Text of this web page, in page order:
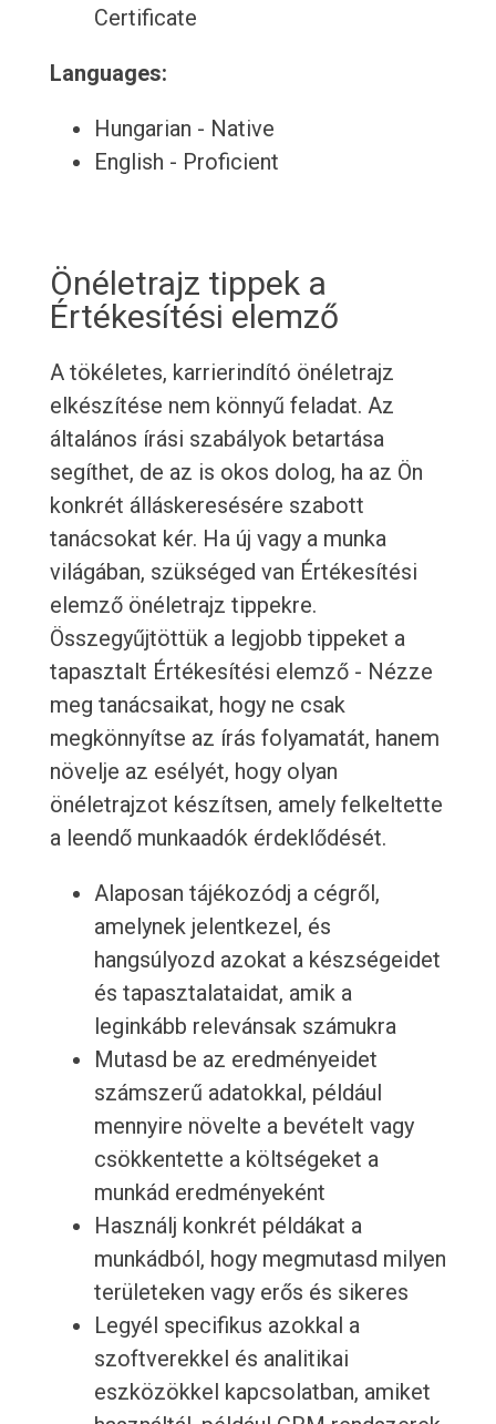
Certificate
Languages:
Hungarian - Native
English - Proficient
Önéletrajz tippek a
Értékesítési elemző
A tökéletes, karrierindító önéletrajz
elkészítése nem könnyű feladat. Az
általános írási szabályok betartása
segíthet, de az is okos dolog, ha az Ön
konkrét álláskeresésére szabott
tanácsokat kér. Ha új vagy a munka
világában, szükséged van Értékesítési
elemző önéletrajz tippekre.
Összegyűjtöttük a legjobb tippeket a
tapasztalt Értékesítési elemző - Nézze
meg tanácsaikat, hogy ne csak
megkönnyítse az írás folyamatát, hanem
növelje az esélyét, hogy olyan
önéletrajzot készítsen, amely felkeltette
a leendő munkaadók érdeklődését.
Alaposan tájékozódj a cégről,
amelynek jelentkezel, és
hangsúlyozd azokat a készségeidet
és tapasztalataidat, amik a
leginkább relevánsak számukra
Mutasd be az eredményeidet
számszerű adatokkal, például
mennyire növelte a bevételt vagy
csökkentette a költségeket a
munkád eredményeként
Használj konkrét példákat a
munkádból, hogy megmutasd milyen
területeken vagy erős és sikeres
Legyél specifikus azokkal a
szoftverekkel és analitikai
eszközökkel kapcsolatban, amiket